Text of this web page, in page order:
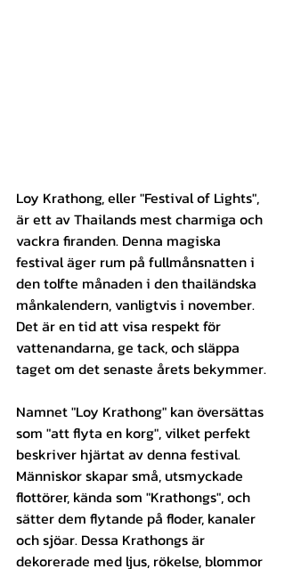
Loy Krathong, eller "Festival of Lights",
är ett av Thailands mest charmiga och
vackra firanden. Denna magiska
festival äger rum på fullmånsnatten i
den tolfte månaden i den thailändska
månkalendern, vanligtvis i november.
Det är en tid att visa respekt för
vattenandarna, ge tack, och släppa
taget om det senaste årets bekymmer.
Namnet "Loy Krathong" kan översättas
som "att flyta en korg", vilket perfekt
beskriver hjärtat av denna festival.
Människor skapar små, utsmyckade
flottörer, kända som "Krathongs", och
sätter dem flytande på floder, kanaler
och sjöar. Dessa Krathongs är
dekorerade med ljus, rökelse, blommor